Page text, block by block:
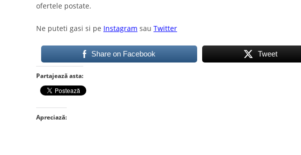
ofertele postate.
Ne puteti gasi si pe Instagram sau Twitter
Share on Facebook Tweet
Partajează asta:
Apreciază: